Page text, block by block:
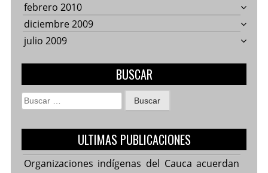
febrero 2010
diciembre 2009
julio 2009
BUSCAR
Buscar:
ULTIMAS PUBLICACIONES
Organizaciones indígenas del Cauca acuerdan